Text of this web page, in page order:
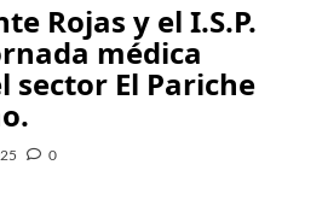
Rojas y el I.S.P.
médica
sector El Pariche
0